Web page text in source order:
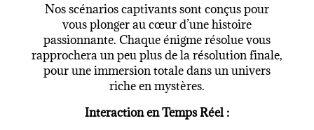
Nos scénarios captivants sont conçus pour
vous plonger au cœur d’une histoire
passionnante. Chaque énigme résolue vous
rapprochera un peu plus de la résolution finale,
pour une immersion totale dans un univers
riche en mystères.
Interaction en Temps Réel :